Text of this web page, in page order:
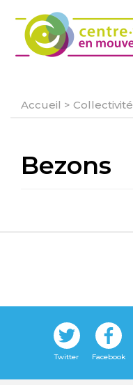
Accueil > Collectivité
Bezons